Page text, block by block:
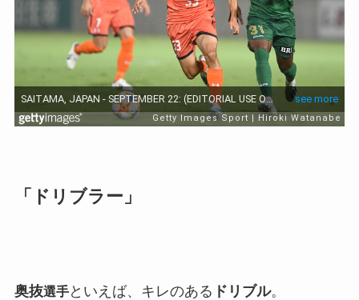
「ドリブラー」
奥抜選手といえば、キレのある ドリブル。